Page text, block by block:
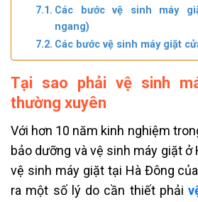
Các bước vệ sinh máy
ngang)
Các bước vệ sinh máy giặt
Tại sao phải vệ sinh
thường xuyên
Với hơn 10 năm kinh nghiệm
bảo dưỡng và vệ sinh máy giặt ở
vệ sinh máy giặt tại Hà Đông
ra một số lý do cần thiết phải